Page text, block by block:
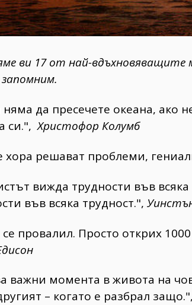
ви 17 от най-вдъхновяващите
да пресечете океана, ако
си.",Христофор Колумб
хора решават проблеми,
вижда трудности във
във всяка трудност.",
провалил. Просто открих
важни момента в живота на
– когато е разбрал защо.",